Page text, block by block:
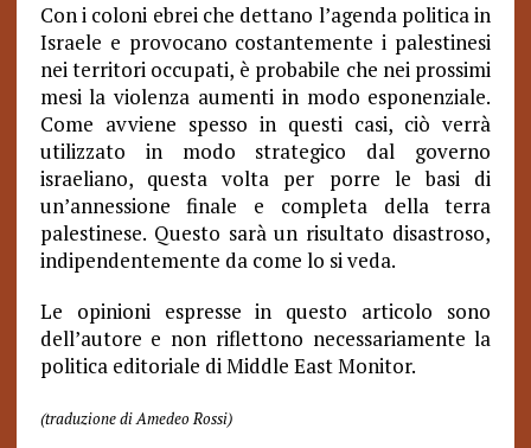
Con i coloni ebrei che dettano l’agenda politica in
Israele e provocano costantemente i palestinesi
nei territori occupati, è probabile che nei prossimi
mesi la violenza aumenti in modo esponenziale.
Come avviene spesso in questi casi, ciò verrà
utilizzato in modo strategico dal governo
israeliano, questa volta per porre le basi di
un’annessione finale e completa della terra
palestinese. Questo sarà un risultato disastroso,
indipendentemente da come lo si veda.
Le opinioni espresse in questo articolo sono
dell’autore e non riflettono necessariamente la
politica editoriale di Middle East Monitor.
(traduzione di Amedeo Rossi)